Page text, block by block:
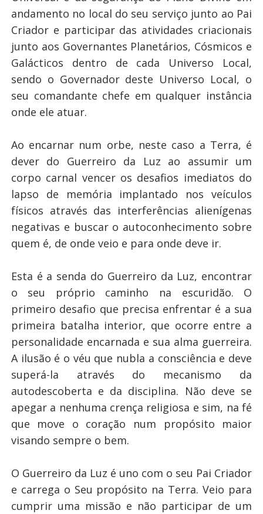
andamento no local do seu serviço junto ao Pai
Criador e participar das atividades criacionais
junto aos Governantes Planetários, Cósmicos e
Galácticos dentro de cada Universo Local,
sendo o Governador deste Universo Local, o
seu comandante chefe em qualquer instância
onde ele atuar.
Ao encarnar num orbe, neste caso a Terra, é
dever do Guerreiro da Luz ao assumir um
corpo carnal vencer os desafios imediatos do
lapso de memória implantado nos veículos
físicos através das interferências alienígenas
negativas e buscar o autoconhecimento sobre
quem é, de onde veio e para onde deve ir.
Esta é a senda do Guerreiro da Luz, encontrar
o seu próprio caminho na escuridão. O
primeiro desafio que precisa enfrentar é a sua
primeira batalha interior, que ocorre entre a
personalidade encarnada e sua alma guerreira.
A ilusão é o véu que nubla a consciência e deve
superá-la através do mecanismo da
autodescoberta e da disciplina. Não deve se
apegar a nenhuma crença religiosa e sim, na fé
que move o coração num propósito maior
visando sempre o bem.
O Guerreiro da Luz é uno com o seu Pai Criador
e carrega o Seu propósito na Terra. Veio para
cumprir uma missão e não participar de um